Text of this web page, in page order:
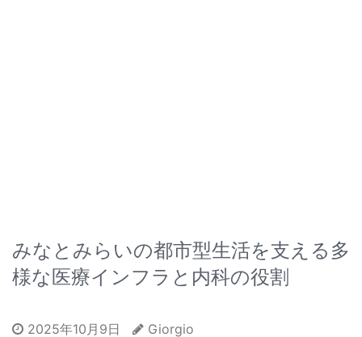
みなとみらいの都市型生活を支える多
様な医療インフラと内科の役割
2025年10月9日 Giorgio